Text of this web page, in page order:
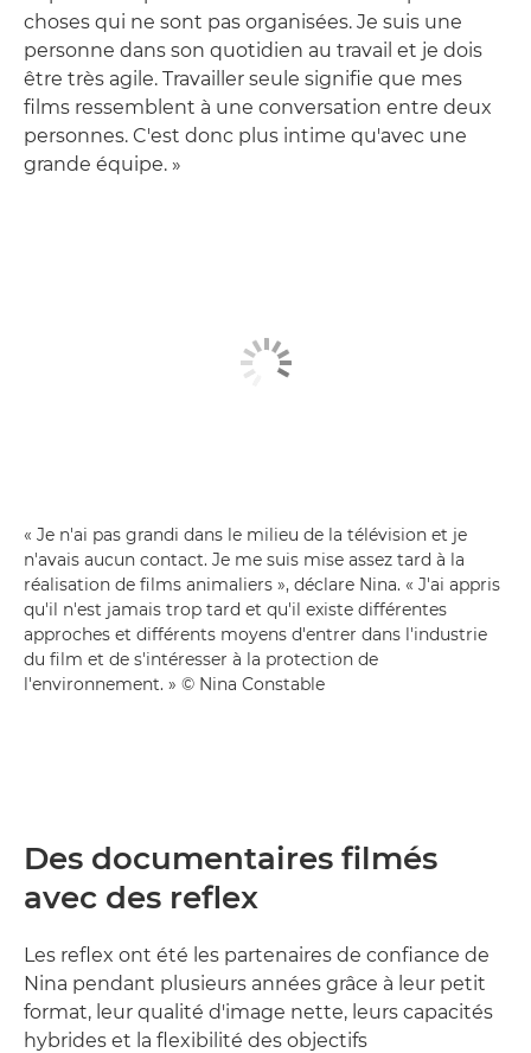
choses qui ne sont pas organisées. Je suis une
personne dans son quotidien au travail et je dois
être très agile. Travailler seule signifie que mes
films ressemblent à une conversation entre deux
personnes. C'est donc plus intime qu'avec une
grande équipe. »
« Je n'ai pas grandi dans le milieu de la télévision et je
n'avais aucun contact. Je me suis mise assez tard à la
réalisation de films animaliers », déclare Nina. « J'ai appris
qu'il n'est jamais trop tard et qu'il existe différentes
approches et différents moyens d'entrer dans l'industrie
du film et de s'intéresser à la protection de
l'environnement. » © Nina Constable
Des documentaires filmés
avec des reflex
Les reflex ont été les partenaires de confiance de
Nina pendant plusieurs années grâce à leur petit
format, leur qualité d'image nette, leurs capacités
hybrides et la flexibilité des objectifs